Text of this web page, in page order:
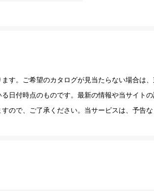
す。ご希望のカタログが見当たらない場合は
日付時点のものです。最新の情報や当サイト
ので、ご了承ください。当サービスは、予告